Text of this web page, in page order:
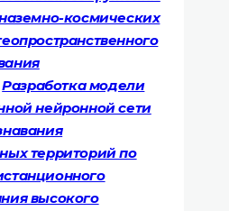
космических
Разработка модели
нейронной сети
территорий по
высокого